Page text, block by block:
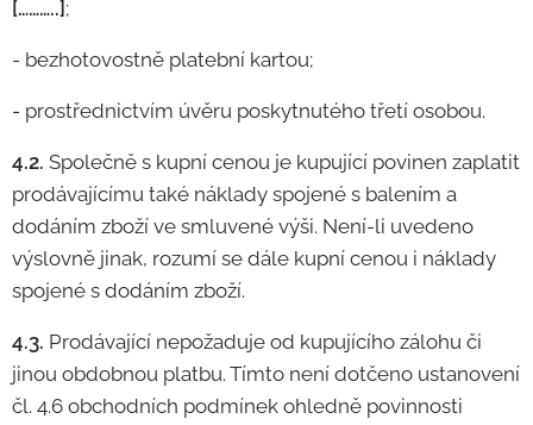
[………..] ;
- bezhotovostně platební kartou;
- prostřednictvím úvěru poskytnutého třetí osobou.
4.2. Společně s kupní cenou je kupující povinen zaplatit
prodávajícímu také náklady spojené s balením a
dodáním zboží ve smluvené výši. Není-li uvedeno
výslovně jinak, rozumí se dále kupní cenou i náklady
spojené s dodáním zboží.
4.3. Prodávající nepožaduje od kupujícího zálohu či
jinou obdobnou platbu. Tímto není dotčeno ustanovení
čl. 4.6 obchodních podmínek ohledně povinnosti